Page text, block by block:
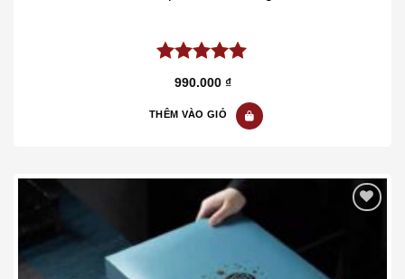
5.00out of
990.000 ₫
THÊM VÀO GIỎ
Add to wishlist